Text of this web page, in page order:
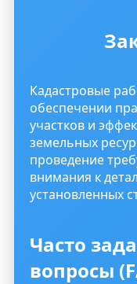
Кадастровые
обеспечении
участков и
земельных
проведение
внимания к
установленных
Часто
вопросы